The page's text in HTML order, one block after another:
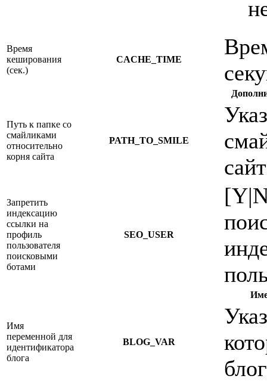
Время
кеширования
(сек.)
CACHE_TIME
Путь к папке со
смайликами
относительно
корня сайта
PATH_TO_SMILE
Запретить
индексацию
ссылки на
профиль
пользователя
поисковыми
ботами
SEO_USER
Имя
переменной для
идентификатора
блога
BLOG_VAR